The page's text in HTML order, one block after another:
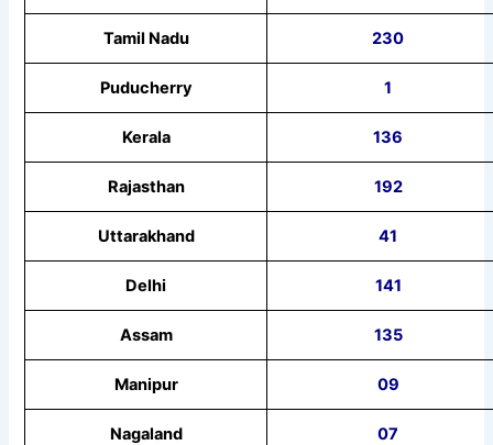
Tamil Nadu 230
Puducherry 1
Kerala 136
Rajasthan 192
Uttarakhand 41
Delhi 141
Assam 135
Manipur 09
Nagaland 07